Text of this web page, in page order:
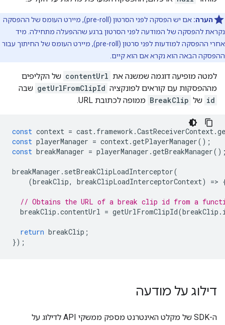
הערה:
אם יש הפסקה לפני הסרטון (pre-roll), מיירט העומס של ההפסקה
נקראת להפסקה של המודעה לפני הסרטון ברגע שההפעלה מתחילה. מיד
אחרי ההפסקה למודעות לפני סרטון (pre-roll), מיירט העומס של החיתוך עבור
ההפסקה הבאה הוא נקרא אם הוא קיים.
למטה מופיעה דוגמה שמשנה את contentUrl של הקליפים
מההפסקות עם קוראים לפונקציה getUrlFromClipId שבה
id של BreakClip ממופה לכתובת URL.
const context = cast. framework .CastReceiverContext.
const playerManager = context.getPlayerManager();
const breakManager = playerManager .getBreakManager
breakManager . setBreakClipLoadInterceptor(
(breakClip, breakClipLoadInterceptorContext) =>
// Obtains the URL of a break clip id from a
breakClip .contentUrl = getUrlFromClipId(breakClip .
return breakClip ;
});
דילוג על מודעה
ה-SDK של מקלט האינטרנט מספק ממשקי API לדילוג על